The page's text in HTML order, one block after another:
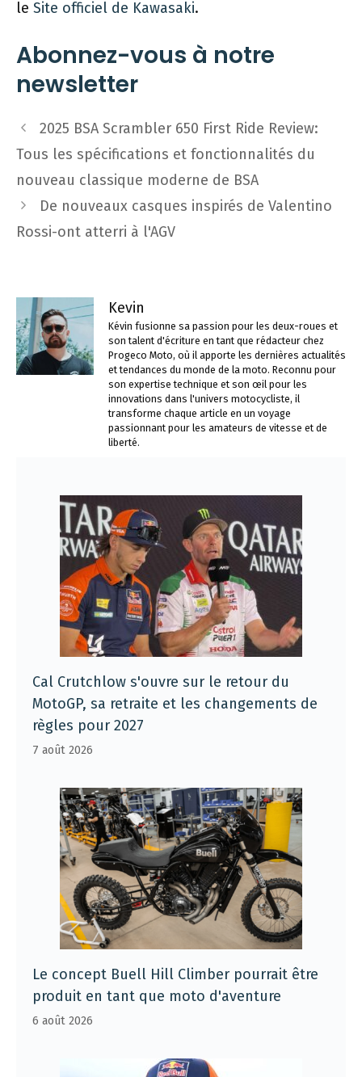
le Site officiel de Kawasaki.
Abonnez-vous à notre
newsletter
Navigation
des
2025 BSA Scrambler 650 First Ride Review:
Tous les spécifications et fonctionnalités du
nouveau classique moderne de BSA
De nouveaux casques inspirés de Valentino
Rossi-ont atterri à l'AGV
Kevin
Kévin fusionne sa passion pour les deux-roues et
son talent d'écriture en tant que rédacteur chez
Progeco Moto, où il apporte les dernières actualités
et tendances du monde de la moto. Reconnu pour
son expertise technique et son œil pour les
innovations dans l'univers motocycliste, il
transforme chaque article en un voyage
passionnant pour les amateurs de vitesse et de
liberté.
Cal Crutchlow s'ouvre sur le retour du
MotoGP, sa retraite et les changements de
règles pour 2027
7 août 2026
Le concept Buell Hill Climber pourrait être
produit en tant que moto d'aventure
6 août 2026